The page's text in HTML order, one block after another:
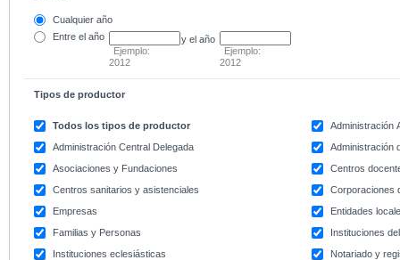
Cualquier año
Entre el año
Ejemplo:
2012
y el año
Ejemplo:
2012
Tipos de productor
Todos los tipos de productor
Administración
Administración Central Delegada
Administración
Asociaciones y Fundaciones
Centros
Centros sanitarios y asistenciales
Corporaciones
Empresas
Entidades
Familias y Personas
Instituciones
Instituciones eclesiásticas
Notariado y